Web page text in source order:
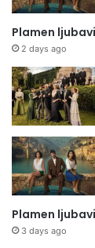
Plamen
2 days ago
Plamen
3 days ago